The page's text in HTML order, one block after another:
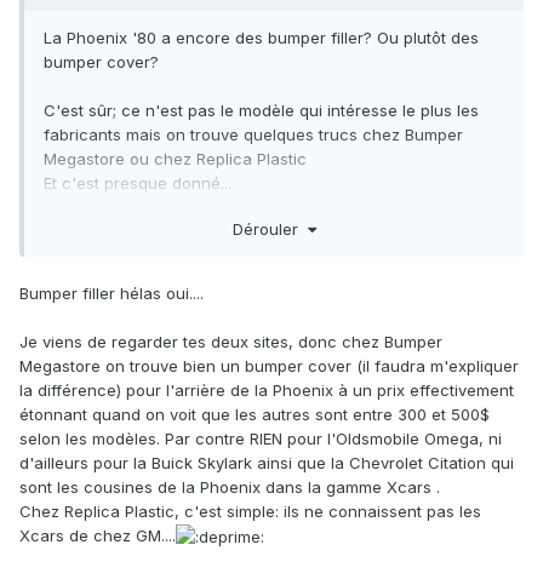
La Phoenix '80 a encore des bumper filler? Ou plutôt des
bumper cover?
C'est sûr; ce n'est pas le modèle qui intéresse le plus les
fabricants mais on trouve quelques trucs chez Bumper
Megastore ou chez Replica Plastic
Et c'est presque donné...
Dérouler
Bumper filler hélas oui....
Je viens de regarder tes deux sites, donc chez Bumper
Megastore on trouve bien un bumper cover (il faudra m'expliquer
la différence) pour l'arrière de la Phoenix à un prix effectivement
étonnant quand on voit que les autres sont entre 300 et 500$
selon les modèles. Par contre RIEN pour l'Oldsmobile Omega, ni
d'ailleurs pour la Buick Skylark ainsi que la Chevrolet Citation qui
sont les cousines de la Phoenix dans la gamme Xcars .
Chez Replica Plastic, c'est simple: ils ne connaissent pas les
Xcars de chez GM....